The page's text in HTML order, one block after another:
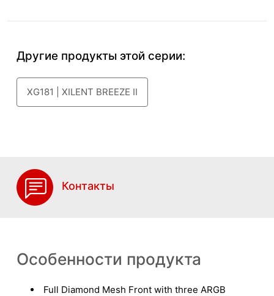
Другие продукты этой серии:
XG181 | XILENT BREEZE II
Контакты
Особенности продукта
Full Diamond Mesh Front with three ARGB